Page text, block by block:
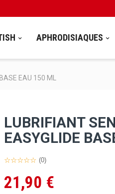
APHRODISIAQUES
EAU 150 ML
LUBRIFIANT
EASYGLIDE
(0)
21,90 €